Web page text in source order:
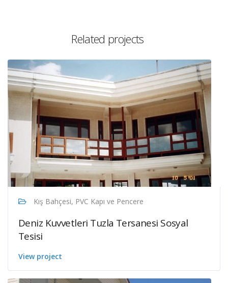
Related projects
Kış Bahçesi, PVC Kapı ve Pencere
Deniz Kuvvetleri Tuzla Tersanesi Sosyal
Tesisi
View project